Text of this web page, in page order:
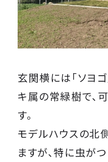
玄関横には「ソヨ
キ属の常緑樹で、
す。
モデルハウスの北
ますが、特に虫が